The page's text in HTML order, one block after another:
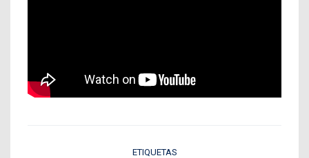
ETIQUETAS